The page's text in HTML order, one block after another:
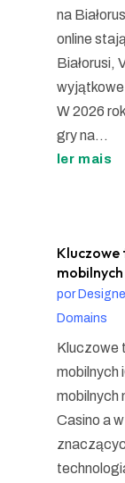
na
online
Białorusi,
wyjątkowe
W 2026
gry na...
ler mais
Kluczowe
por
Domains
Kluczowe
mobilnych
mobilnych
Casino a